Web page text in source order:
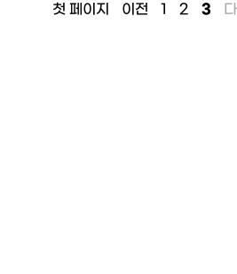
첫 페이지 이전 1 2 3